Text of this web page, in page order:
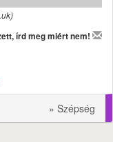
írd meg miért nem!
» Szépség